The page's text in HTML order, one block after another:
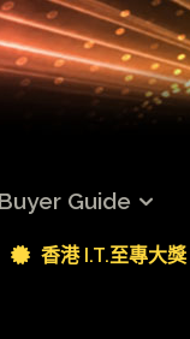
Buyer Guide
香港 I.T.至專大獎